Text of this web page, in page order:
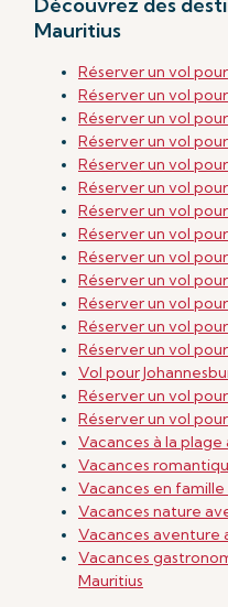
Mauritius
Réserver un vol
Réserver un vol
Réserver un vol
Réserver un vol
Réserver un vol
Réserver un vol
Réserver un vol
Réserver un vol
Réserver un vol
Réserver un vol
Réserver un vol
Réserver un vol
Réserver un vol
Vol pour
Réserver un vol
Réserver un vol
Vacances à la plage
Vacances
Vacances en
Vacances nature
Vacances aventure
Vacances
Mauritius